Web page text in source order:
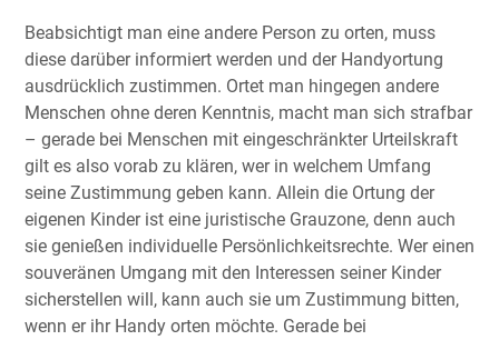
Beabsichtigt man eine andere Person zu orten, muss
diese darüber informiert werden und der Handyortung
ausdrücklich zustimmen. Ortet man hingegen andere
Menschen ohne deren Kenntnis, macht man sich strafbar
– gerade bei Menschen mit eingeschränkter Urteilskraft
gilt es also vorab zu klären, wer in welchem Umfang
seine Zustimmung geben kann. Allein die Ortung der
eigenen Kinder ist eine juristische Grauzone, denn auch
sie genießen individuelle Persönlichkeitsrechte. Wer einen
souveränen Umgang mit den Interessen seiner Kinder
sicherstellen will, kann auch sie um Zustimmung bitten,
wenn er ihr Handy orten möchte. Gerade bei